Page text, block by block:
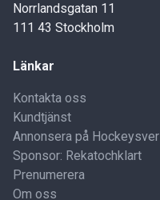
Norrlandsgatan 11
111 43 Stockholm
Länkar
Kontakta oss
Kundtjänst
Annonsera på
Sponsor: Rekatochklart
Prenumerera
Om oss